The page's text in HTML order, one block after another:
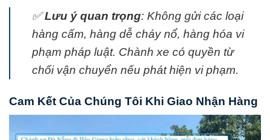
✅Lưu ý quan trọng: Không gửi các loại
hàng cấm, hàng dễ cháy nổ, hàng hóa vi
phạm pháp luật. Chành xe có quyền từ
chối vận chuyển nếu phát hiện vi phạm.
Cam Kết Của Chúng Tôi Khi Giao Nhận Hàng